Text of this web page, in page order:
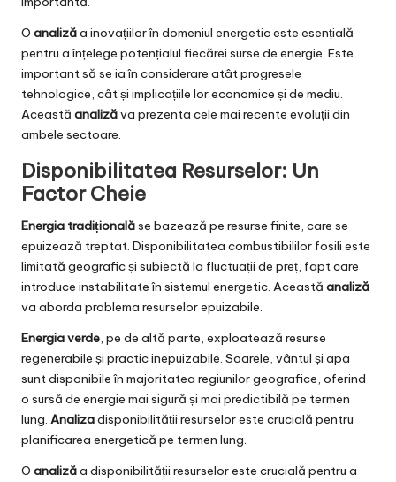
O analizăa inovațiilor în domeniul energetic este esențială
pentru a înțelege potențialul fiecărei surse de energie. Este
important să se ia în considerare atât progresele
tehnologice, cât și implicațiile lor economice și de mediu.
Această analizăva prezenta cele mai recente evoluții din
ambele sectoare.
Disponibilitatea Resurselor: Un
Factor Cheie
Energia tradiționalăse bazează pe resurse finite, care se
epuizează treptat. Disponibilitatea combustibililor fosili este
limitată geografic și subiectă la fluctuații de preț, fapt care
introduce instabilitate în sistemul energetic. Această analiză
va aborda problema resurselor epuizabile.
Energia verde, pe de altă parte, exploatează resurse
regenerabile și practic inepuizabile. Soarele, vântul și apa
sunt disponibile în majoritatea regiunilor geografice, oferind
o sursă de energie mai sigură și mai predictibilă pe termen
lung. Analizadisponibilității resurselor este crucială pentru
planificarea energetică pe termen lung.
O analizăa disponibilității resurselor este crucială pentru a